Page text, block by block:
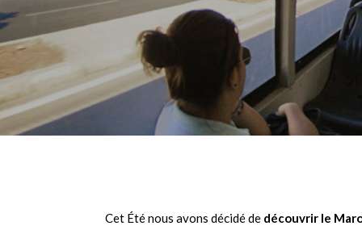
Cet Été nous avons décidé de découvrir le